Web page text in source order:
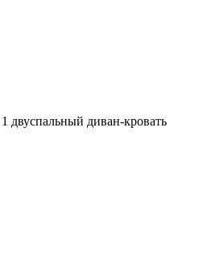
двуспальный диван-кровать